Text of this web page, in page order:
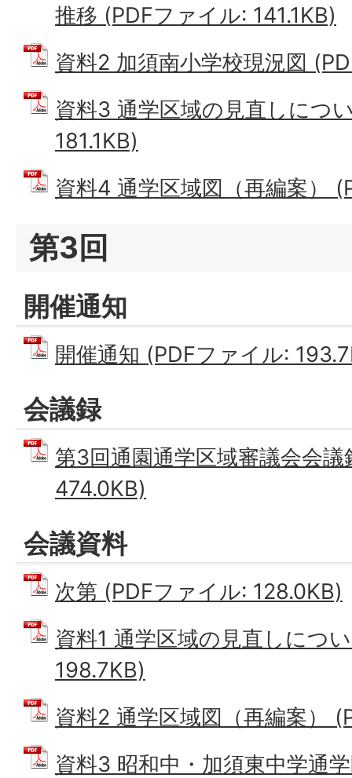
推移 (PDFファイル: 141.1KB)
資料2 加須南小学校現況図
資料3 通学区域の見直しにつ
181.1KB)
資料4 通学区域図（再編案）
第3回
開催通知
開催通知 (PDFファイル:
会議録
第3回通園通学区域審議会会
474.0KB)
会議資料
次第 (PDFファイル: 128.0KB)
資料1 通学区域の見直しにつ
198.7KB)
資料2 通学区域図（再編案）
資料3 昭和中・加須東中学通